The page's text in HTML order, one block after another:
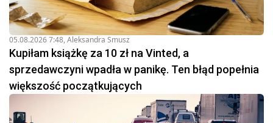
05.08.2026 7:48, Aleksandra Smusz
Kupiłam książkę za 10 zł na Vinted, a
sprzedawczyni wpadła w panikę. Ten błąd popełnia
większość początkujących